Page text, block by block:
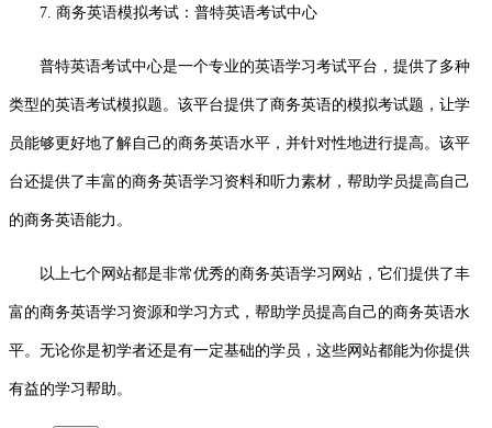
7. 商务英语模拟考试：普特英语考试中心
普特英语考试中心是一个专业的英语学习考试平台，提供了多种
类型的英语考试模拟题。该平台提供了商务英语的模拟考试题，让学
员能够更好地了解自己的商务英语水平，并针对性地进行提高。该平
台还提供了丰富的商务英语学习资料和听力素材，帮助学员提高自己
的商务英语能力。
以上七个网站都是非常优秀的商务英语学习网站，它们提供了丰
富的商务英语学习资源和学习方式，帮助学员提高自己的商务英语水
平。无论你是初学者还是有一定基础的学员，这些网站都能为你提供
有益的学习帮助。